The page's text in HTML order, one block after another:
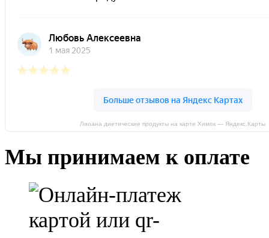
Лиоана диетические продукты на карте Химок — Яндекс.Карты
Мы принимаем к оплате